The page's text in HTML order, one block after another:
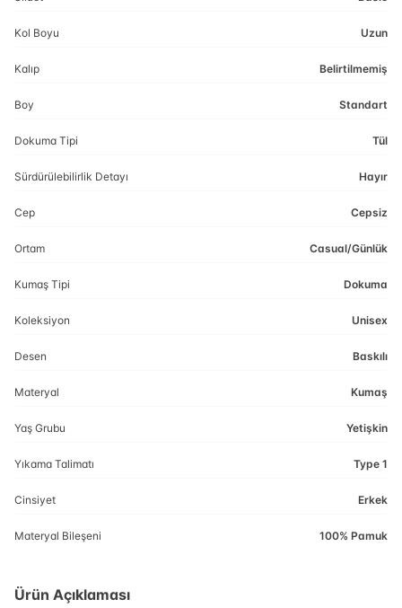
Kol Boyu Uzun
Kalıp Belirtilmemiş
Boy Standart
Dokuma Tipi Tül
Sürdürülebilirlik Detayı Hayır
Cep Cepsiz
Ortam Casual/Günlük
Kumaş Tipi Dokuma
Koleksiyon Unisex
Desen Baskılı
Materyal Kumaş
Yaş Grubu Yetişkin
Yıkama Talimatı Type 1
Cinsiyet Erkek
Materyal Bileşeni 100% Pamuk
Ürün Açıklaması